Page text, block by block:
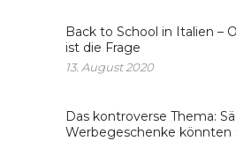
Back to School in Italien –
ist die Frage
13. August 2020
Das kontroverse Thema:
Werbegeschenke könnten